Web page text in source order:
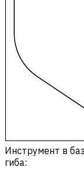
Инструмент в
гиба: